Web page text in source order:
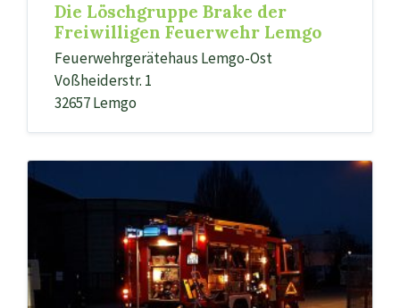
Die Löschgruppe Brake der
Freiwilligen Feuerwehr Lemgo
Feuerwehrgerätehaus Lemgo-Ost
Voßheiderstr. 1
32657 Lemgo